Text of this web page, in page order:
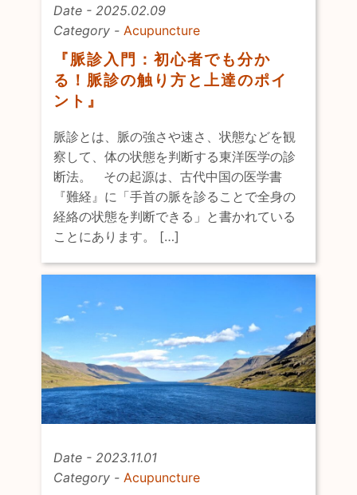
Date - 2025.02.09
Category - Acupuncture
『脈診入門：初心者でも分か
る！脈診の触り方と上達のポイ
ント』
脈診とは、脈の強さや速さ、状態などを観
察して、体の状態を判断する東洋医学の診
断法。 その起源は、古代中国の医学書
『難経』に「手首の脈を診ることで全身の
経絡の状態を判断できる」と書かれている
ことにあります。 […]
Date - 2023.11.01
Category - Acupuncture